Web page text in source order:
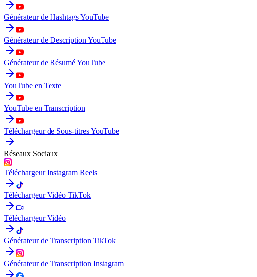
Générateur de Hashtags YouTube
Générateur de Description YouTube
Générateur de Résumé YouTube
YouTube en Texte
YouTube en Transcription
Téléchargeur de Sous-titres YouTube
Réseaux Sociaux
Téléchargeur Instagram Reels
Téléchargeur Vidéo TikTok
Téléchargeur Vidéo
Générateur de Transcription TikTok
Générateur de Transcription Instagram